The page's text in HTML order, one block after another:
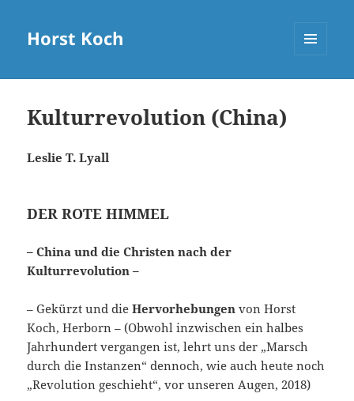
Horst Koch
Kulturrevolution (China)
Leslie T. Lyall
DER ROTE HIMMEL
– China und die Christen nach der
Kulturrevolution –
– Gekürzt und dieHervorhebungen von Horst
Koch, Herborn – (Obwohl inzwischen ein halbes
Jahrhundert vergangen ist, lehrt uns der „Marsch
durch die Instanzen“ dennoch, wie auch heute noch
„Revolution geschieht“, vor unseren Augen, 2018)